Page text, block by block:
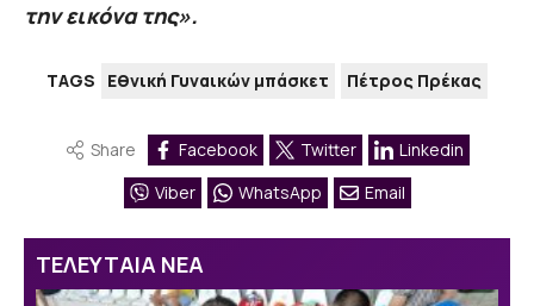
την εικόνα της».
TAGS Εθνική Γυναικών μπάσκετ Πέτρος Πρέκας
Share Facebook Twitter
Linkedin
Viber
WhatsApp Email
ΤΕΛΕΥΤΑΙΑ ΝΕΑ